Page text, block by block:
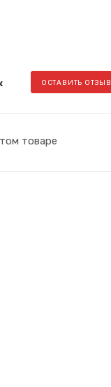
ОСТАВИТЬ ОТЗЫВ
товаре